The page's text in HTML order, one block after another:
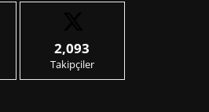
2,093
Takipçiler